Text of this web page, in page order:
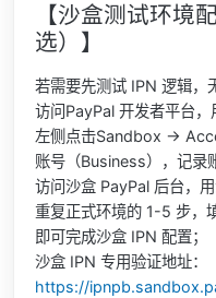
【沙盒测试环境
选）】
若需要先测试 IPN 逻辑，
访问PayPal 开发者平台，
左侧点击Sandbox →
账号（Business），记录
访问沙盒 PayPal 后台，用
重复正式环境的 1-5 步，
即可完成沙盒 IPN 配置；
沙盒 IPN 专用验证地址：
https://